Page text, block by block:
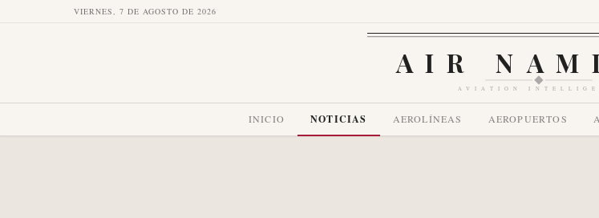
VIERNES, 7 DE AGOSTO DE 2026
AIR
AVIATION
INICIO NOTICIAS AEROLÍNEAS AEROPUERTOS